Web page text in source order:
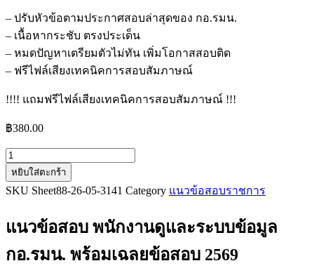
– ปรับหัวข้อตามประกาศสอบล่าสุดของ กอ.รมน.
– เนื้อหากระชับ ตรงประเด็น
– หมดปัญหาเตรียมตัวไม่ทัน เพิ่มโอกาสสอบติด
– ฟรีไฟล์เสียงเทคนิคการสอบสัมภาษณ์
!!!! แถมฟรีไฟล์เสียงเทคนิคการสอบสัมภาษณ์ !!!
฿380.00
จำนวน
แนว
ข้อสอบ
ดู
ระบบ
หยิบใส่ตะกร้า
SKU Sheet88-26-05-3141 Category แนวข้อสอบราชการ
แนวข้อสอบ พนักงานดูและระบบข้อมูล
กอ.รมน. พร้อมเฉลยข้อสอบ 2569